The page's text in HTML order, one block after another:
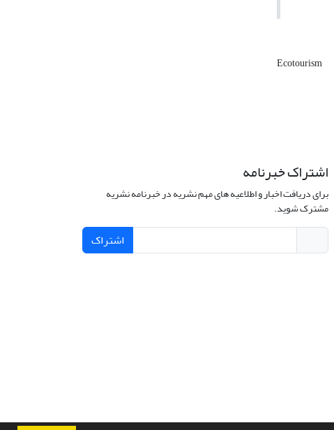
Ecotourism
اشتراک خبرنامه
برای دریافت اخبار و اطلاعیه های مهم نشریه در خبرنامه نشریه
مشترک شوید.
اشتراک